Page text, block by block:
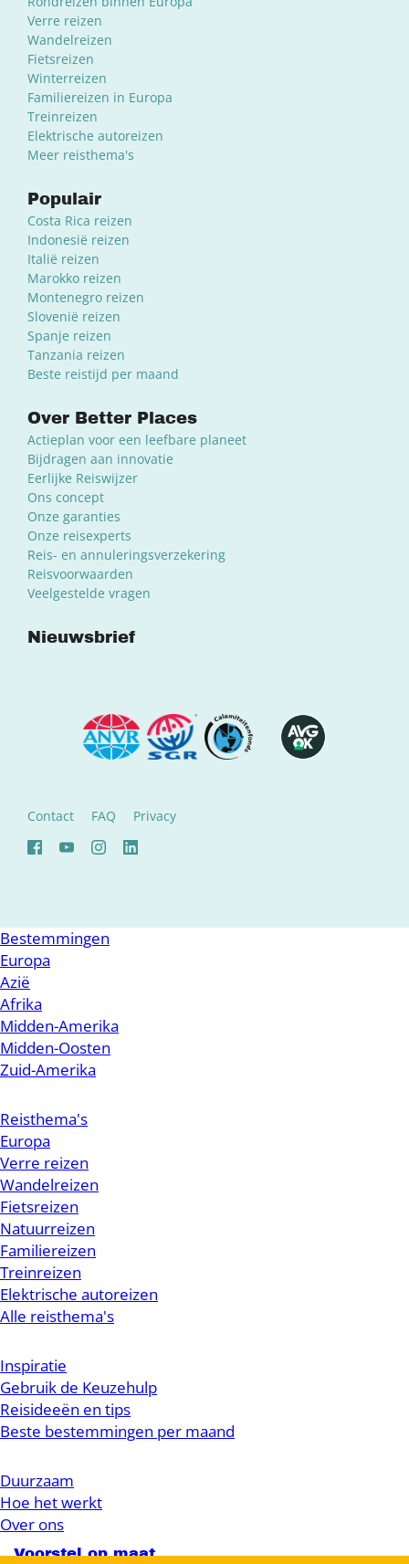
Verre reizen
Wandelreizen
Fietsreizen
Winterreizen
Familiereizen in Europa
Treinreizen
Elektrische autoreizen
Meer reisthema's
Populair
Costa Rica reizen
Indonesië reizen
Italië reizen
Marokko reizen
Montenegro reizen
Slovenië reizen
Spanje reizen
Tanzania reizen
Beste reistijd per maand
Over Better Places
Actieplan voor een leefbare planeet
Bijdragen aan innovatie
Eerlijke Reiswijzer
Ons concept
Onze garanties
Onze reisexperts
Reis- en annuleringsverzekering
Reisvoorwaarden
Veelgestelde vragen
Nieuwsbrief
Contact FAQ Privacy
Bestemmingen
Europa
Azië
Afrika
Midden-Amerika
Midden-Oosten
Zuid-Amerika
Reisthema's
Europa
Verre reizen
Wandelreizen
Fietsreizen
Natuurreizen
Familiereizen
Treinreizen
Elektrische autoreizen
Alle reisthema's
Inspiratie
Gebruik de Keuzehulp
Reisideeën en tips
Beste bestemmingen per maand
Duurzaam
Hoe het werkt
Over ons
Voorstel op maat